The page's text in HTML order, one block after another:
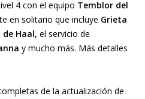
4 con el equipo Temblor del
en solitario que incluye Grieta
de Haal, el servicio de
y mucho más. Más detalles
de la actualización de